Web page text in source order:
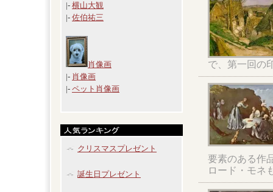
|- 横山大観
|- 佐伯祐三
肖像画
|- 肖像画
|- ペット肖像画
クリスマスプレゼント
誕生日プレゼント
で、第一回の
要素のある作
ロード・モネ